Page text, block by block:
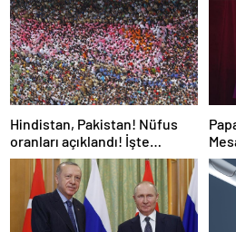
Hindistan, Pakistan! Nüfus
oranları açıklandı! İşte
Dünyanın en kalabalık ülkesi!
Dünya haritası ülkeler!